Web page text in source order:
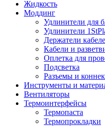
Жидкость
Моддинг
Удлинители для
Удлинители
Держатели
Кабели и
Оплетка для
Подсветка
Разъемы и
Инструменты и
Вентиляторы
Термоинтерфейсы
Термопаста
Термопрокладки